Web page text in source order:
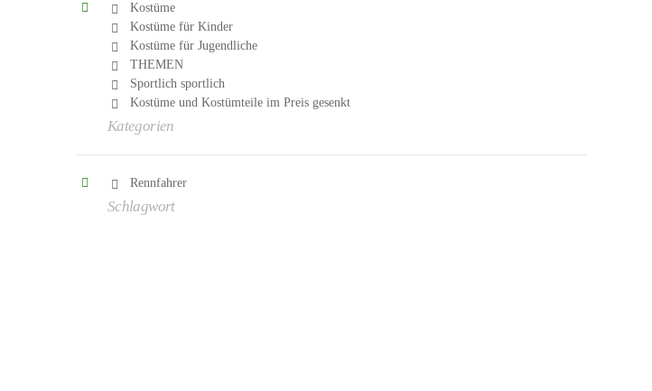
Kostüme
Kostüme für Kinder
Kostüme für Jugendliche
THEMEN
Sportlich sportlich
Kostüme und Kostümteile im Preis gesenkt
Kategorien
Rennfahrer
Schlagwort